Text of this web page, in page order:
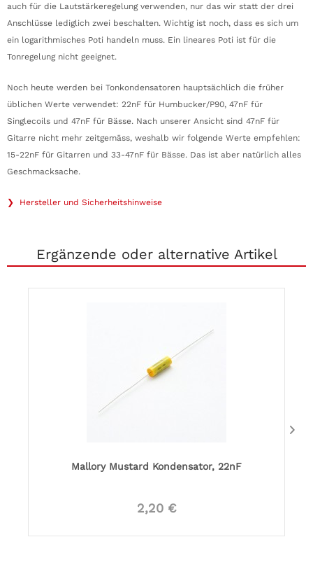
auch für die Lautstärkeregelung verwenden, nur das wir statt der drei
Anschlüsse lediglich zwei beschalten. Wichtig ist noch, dass es sich um
ein logarithmisches Poti handeln muss. Ein lineares Poti ist für die
Tonregelung nicht geeignet.
Noch heute werden bei Tonkondensatoren hauptsächlich die früher
üblichen Werte verwendet: 22nF für Humbucker/P90, 47nF für
Singlecoils und 47nF für Bässe. Nach unserer Ansicht sind 47nF für
Gitarre nicht mehr zeitgemäss, weshalb wir folgende Werte empfehlen:
15-22nF für Gitarren und 33-47nF für Bässe. Das ist aber natürlich alles
Geschmacksache.
❯ Hersteller und Sicherheitshinweise
Ergänzende oder alternative Artikel
Mallory Mustard Kondensator, 22nF
2,20 €